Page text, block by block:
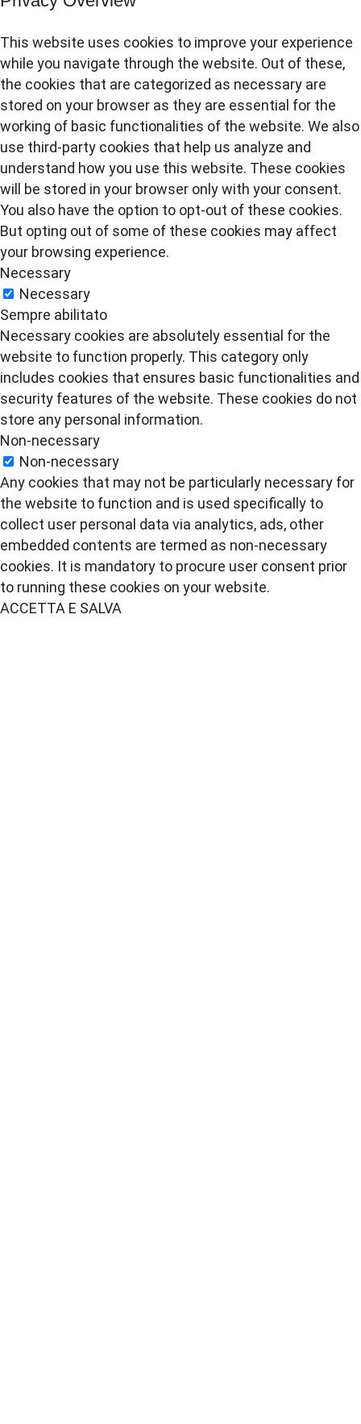
This website uses cookies to improve your experience
while you navigate through the website. Out of these,
the cookies that are categorized as necessary are
stored on your browser as they are essential for the
working of basic functionalities of the website. We also
use third-party cookies that help us analyze and
understand how you use this website. These cookies
will be stored in your browser only with your consent.
You also have the option to opt-out of these cookies.
But opting out of some of these cookies may affect
your browsing experience.
Necessary
Necessary
Sempre abilitato
Necessary cookies are absolutely essential for the
website to function properly. This category only
includes cookies that ensures basic functionalities and
security features of the website. These cookies do not
store any personal information.
Non-necessary
Non-necessary
Any cookies that may not be particularly necessary for
the website to function and is used specifically to
collect user personal data via analytics, ads, other
embedded contents are termed as non-necessary
cookies. It is mandatory to procure user consent prior
to running these cookies on your website.
ACCETTA E SALVA